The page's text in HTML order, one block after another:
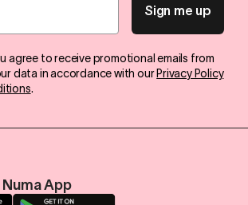
Sign me up
agree to receive promotional emails from
data in accordance with our Privacy Policy
.
App